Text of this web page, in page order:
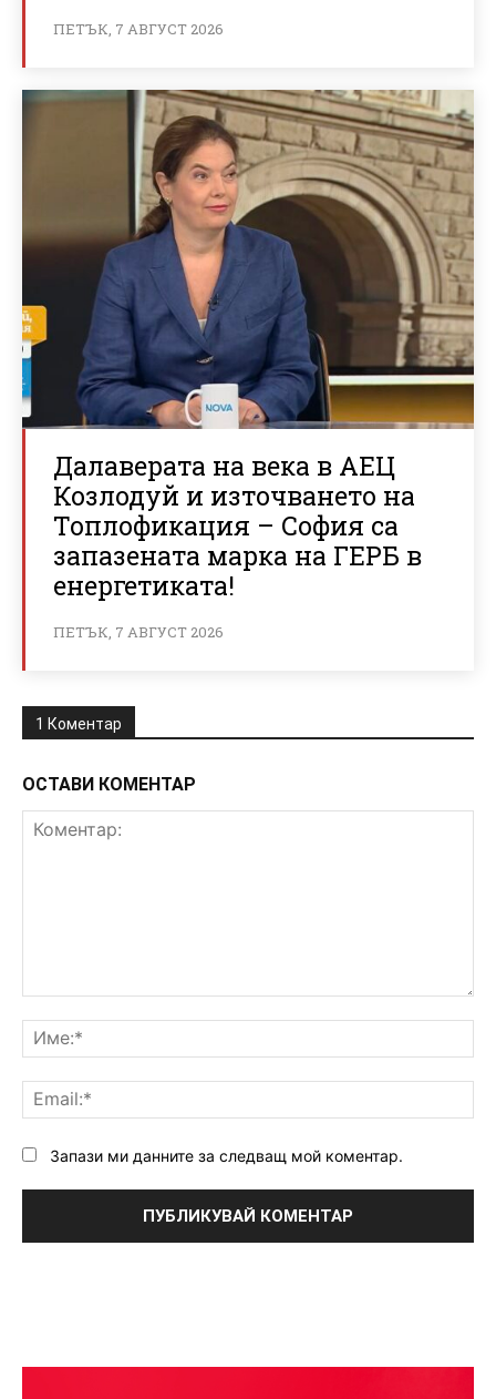
ПЕТЪК, 7 АВГУСТ 2026
Далаверата на века в АЕЦ
Козлодуй и източването на
Топлофикация – София са
запазената марка на ГЕРБ в
енергетиката!
ПЕТЪК, 7 АВГУСТ 2026
1 Коментар
ОСТАВИ КОМЕНТАР
Запази ми данните за следващ мой коментар.